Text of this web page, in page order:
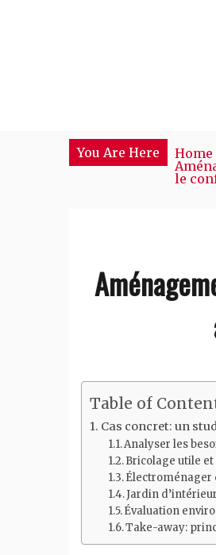
You Are Here Home
le
Table of
Cas concret: un
Analyser les
Bricolage utile
Électroménager
Jardin
Évaluation
Take-away: